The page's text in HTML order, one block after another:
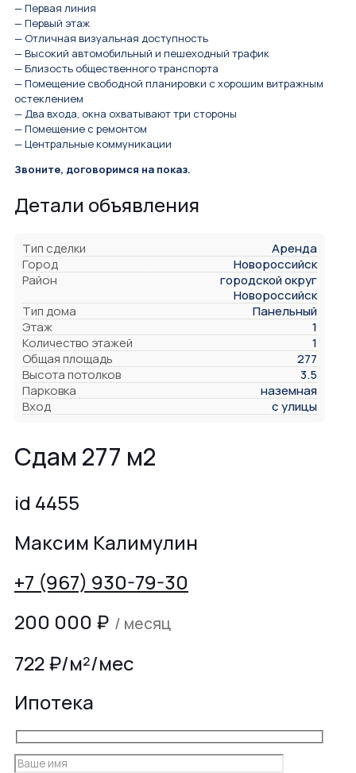
— Первая линия
— Первый этаж
— Отличная визуальная доступность
— Высокий автомобильный и пешеходный трафик
— Близость общественного транспорта
— Помещение свободной планировки с хорошим витражным
остеклением
— Два входа, окна охватывают три стороны
— Помещение с ремонтом
— Центральные коммуникации
Звоните, договоримся на показ.
Детали объявления
Тип сделки
Аренда
Город
Новороссийск
Район
городской округ
Новороссийск
Тип дома
Панельный
Этаж
1
Количество этажей
1
Общая площадь
277
Высота потолков
3.5
Парковка
наземная
Вход
с улицы
Сдам 277 м2
id 4455
Максим Калимулин
+7 (967) 930-79-30
200 000 ₽ / месяц
722 ₽/м²/мес
Ипотека